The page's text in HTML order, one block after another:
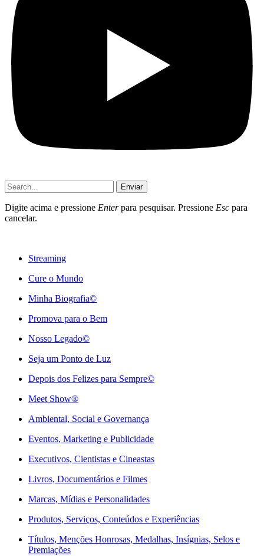
Enviar
Digite acima e pressione Enterpara pesquisar. Pressione Esc para
cancelar.
Streaming
Cure o Mundo
Minha Biografia©
Promova para o Bem
Nosso Legado©
Seja um Ponto de Luz
Depois dos Felizes para Sempre©️
Meet Show®
Ambiental, Social e Governança
Eventos, Marketing e Publicidade
Executivos, Cientistas e Cineastas
⁠Livros, Documentários e Filmes
Marcas, Mídias e Personalidades
⁠Produtos, Serviços, Conteúdos e Experiências
Títulos, Menções Honrosas, Medalhas, Insígnias, Selos e
Premiações